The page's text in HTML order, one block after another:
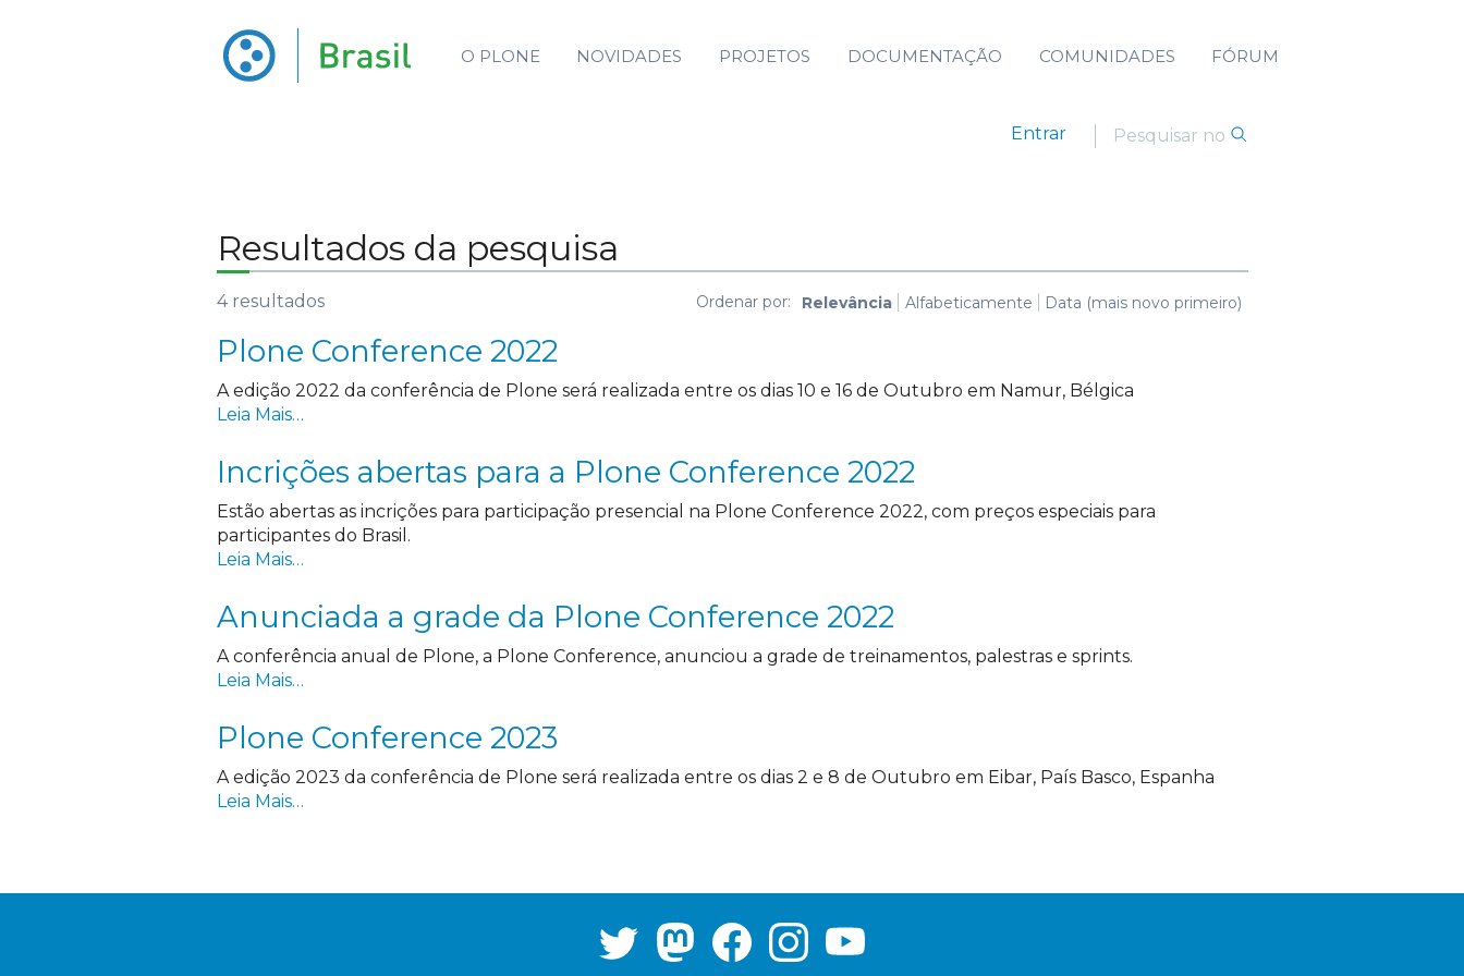
O PLONE NOVIDADES PROJETOS DOCUMENTAÇÃO COMUNIDADES FÓRUM
Entrar
Resultados da pesquisa
4 resultados Ordenar por: Relevância Alfabeticamente Data (mais novo primeiro)
Plone Conference 2022
A edição 2022 da conferência de Plone será realizada entre os dias 10 e 16 de Outubro em Namur, Bélgica
Leia Mais…
Incrições abertas para a Plone Conference 2022
Estão abertas as incrições para participação presencial na Plone Conference 2022, com preços especiais para
participantes do Brasil.
Leia Mais…
Anunciada a grade da Plone Conference 2022
A conferência anual de Plone, a Plone Conference, anunciou a grade de treinamentos, palestras e sprints.
Leia Mais…
Plone Conference 2023
A edição 2023 da conferência de Plone será realizada entre os dias 2 e 8 de Outubro em Eibar, País Basco, Espanha
Leia Mais…